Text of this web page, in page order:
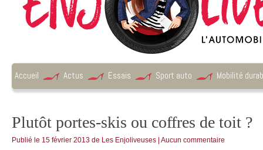
Accueil Actus Essais Sport auto Mobilité
Plutôt portes-skis ou coffres de toit ?
Publié le 15 février 2013 de Les Enjoliveuses Aucun commentaire